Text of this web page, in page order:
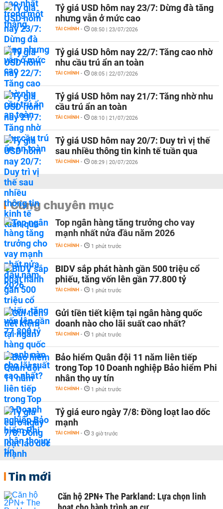
Tỷ giá USD hôm nay 23/7: Dừng đà tăng
nhưng vẫn ở mức cao
TÀI CHÍNH - 08:50 | 23/07/2026
Tỷ giá USD hôm nay 22/7: Tăng cao nhờ
nhu cầu trú ẩn an toàn
TÀI CHÍNH - 08:05 | 22/07/2026
Tỷ giá USD hôm nay 21/7: Tăng nhờ nhu
cầu trú ẩn an toàn
TÀI CHÍNH - 08:10 | 21/07/2026
Tỷ giá USD hôm nay 20/7: Duy trì vị thế
sau nhiều thông tin kinh tế tuần qua
TÀI CHÍNH - 08:29 | 20/07/2026
Cùng chuyên mục
Top ngân hàng tăng trưởng cho vay
mạnh nhất nửa đầu năm 2026
TÀI CHÍNH - 1 phút trước
BIDV sắp phát hành gần 500 triệu cổ
phiếu, tăng vốn lên gần 77.800 tỷ
TÀI CHÍNH - 1 phút trước
Gửi tiền tiết kiệm tại ngân hàng quốc
doanh nào cho lãi suất cao nhất?
TÀI CHÍNH - 1 phút trước
Bảo hiểm Quân đội 11 năm liên tiếp
trong Top 10 Doanh nghiệp Bảo hiểm Phi
nhân thọ uy tín
TÀI CHÍNH - 1 phút trước
Tỷ giá euro ngày 7/8: Đồng loạt lao dốc
mạnh
TÀI CHÍNH - 3 giờ trước
Tin mới
Căn hộ 2PN+ The Parkland: Lựa chọn linh